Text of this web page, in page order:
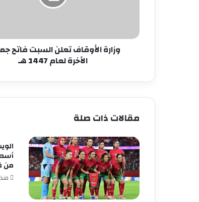
1447
وزارة الأوقاف تعلن السبت فاتح
الآخرة لعام 1447 هـ
مقالات ذات صلة
من
منذ 12 ساعة